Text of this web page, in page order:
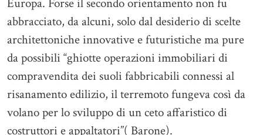
Europa. Forse il secondo orientamento non fu
abbracciato, da alcuni, solo dal desiderio di scelte
architettoniche innovative e futuristiche ma pure
da possibili “ghiotte operazioni immobiliari di
compravendita dei suoli fabbricabili connessi al
risanamento edilizio, il terremoto fungeva così da
volano per lo sviluppo di un ceto affaristico di
costruttori e appaltatori”( Barone).